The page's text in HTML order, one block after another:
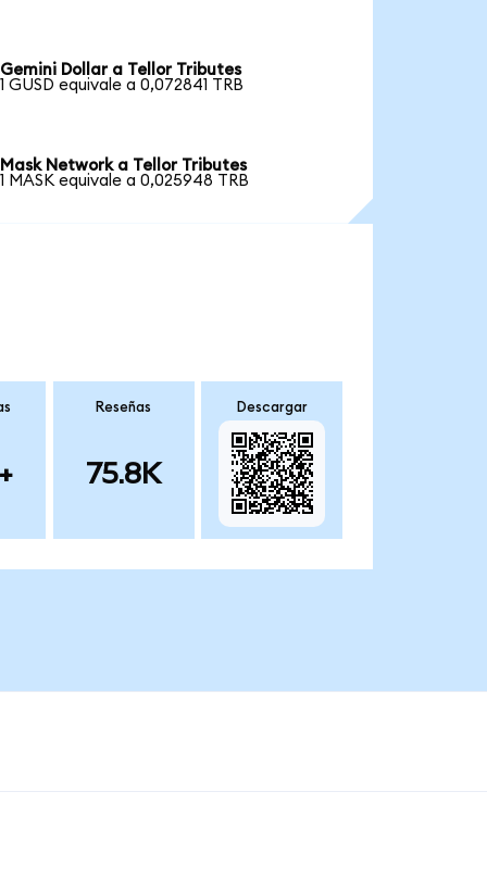
Gemini Dollar a Tellor Tributes
1 GUSD equivale a 0,072841 TRB
Mask Network a Tellor Tributes
1 MASK equivale a 0,025948 TRB
Reseñas
75.8K
Descargar